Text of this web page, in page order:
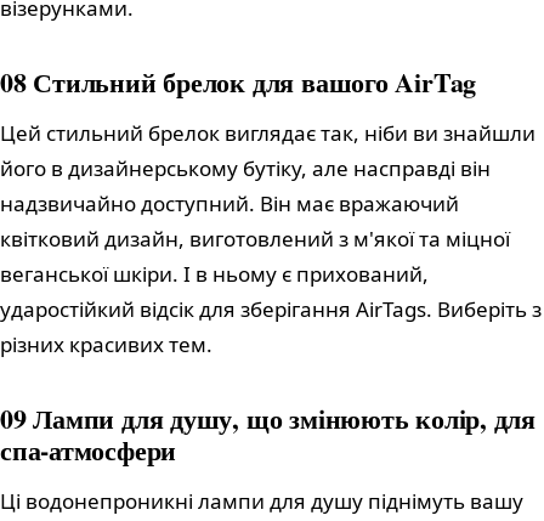
візерунками.
08 Стильний брелок для вашого AirTag
Цей стильний брелок виглядає так, ніби ви знайшли
його в дизайнерському бутіку, але насправді він
надзвичайно доступний. Він має вражаючий
квітковий дизайн, виготовлений з м'якої та міцної
веганської шкіри. І в ньому є прихований,
ударостійкий відсік для зберігання AirTags. Виберіть з
різних красивих тем.
09 Лампи для душу, що змінюють колір, для
спа-атмосфери
Ці водонепроникні лампи для душу піднімуть вашу